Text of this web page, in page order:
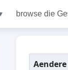
browse die